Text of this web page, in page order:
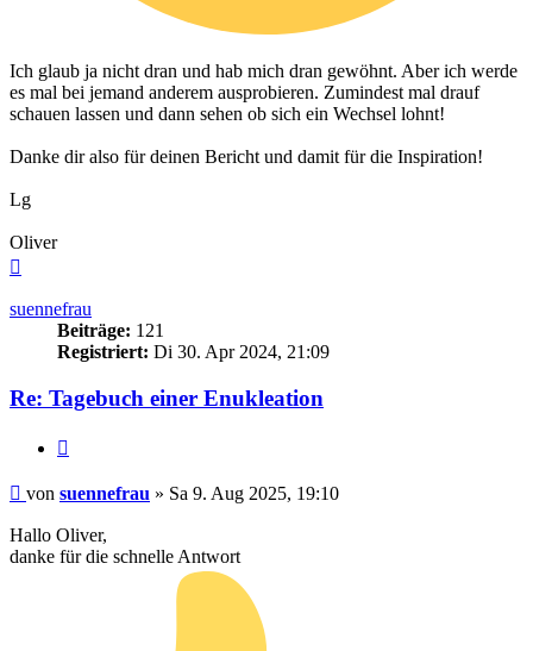
Ich glaub ja nicht dran und hab mich dran gewöhnt. Aber ich werde
es mal bei jemand anderem ausprobieren. Zumindest mal drauf
schauen lassen und dann sehen ob sich ein Wechsel lohnt!
Danke dir also für deinen Bericht und damit für die Inspiration!
Lg
Oliver
suennefrau
Beiträge: 121
Registriert: Di 30. Apr 2024, 21:09
Re: Tagebuch einer Enukleation
Beitrag
von suennefrau » Sa 9. Aug 2025, 19:10
Hallo Oliver,
danke für die schnelle Antwort